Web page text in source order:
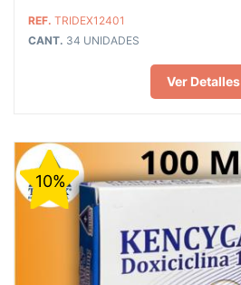
REF. TRIDEX12401
CANT. 34 UNIDADES
Ver Detalles
10%